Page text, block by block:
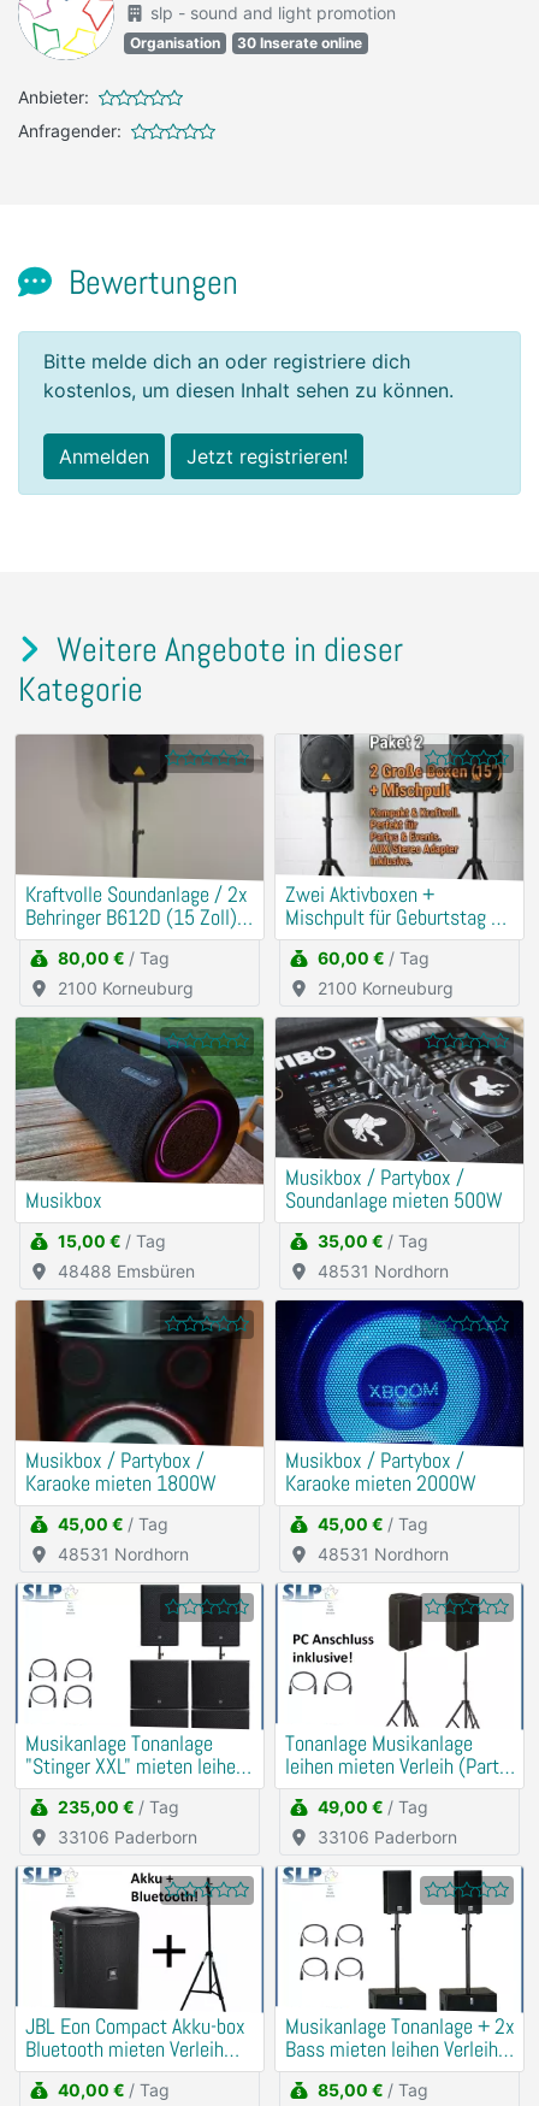
slp - sound and light promotion
Organisation 30 Inserate online
Anbieter:
Anfragender:
Bewertungen
Bitte melde dich an oder registriere dich
kostenlos, um diesen Inhalt sehen zu können.
Anmelden Jetzt registrieren!
Weitere Angebote in dieser
Kategorie
Kraftvolle Soundanlage / 2x
Behringer B612D (15 Zoll) +
Mischpult
80,00 € / Tag
2100 Korneuburg
​Zwei Aktivboxen +
Mischpult für Geburtstag &
Hochzeit
60,00 € / Tag
2100 Korneuburg
Musikbox
15,00 € / Tag
48488 Emsbüren
Musikbox / Partybox /
Soundanlage mieten 500W
35,00 € / Tag
48531 Nordhorn
Musikbox / Partybox /
Karaoke mieten 1800W
45,00 € / Tag
48531 Nordhorn
Musikbox / Partybox /
Karaoke mieten 2000W
45,00 € / Tag
48531 Nordhorn
Musikanlage Tonanlage
"Stinger XXL" mieten leihen
Verleih PA, DJ
235,00 € / Tag
33106 Paderborn
Tonanlage Musikanlage
leihen mieten Verleih (Party,
Hochzeit, Geburtstag)
49,00 € / Tag
33106 Paderborn
JBL Eon Compact Akku-box
Bluetooth mieten Verleih
(Traurede, Demo)
40,00 € / Tag
Musikanlage Tonanlage + 2x
Bass mieten leihen Verleih
Beschallung
85,00 € / Tag